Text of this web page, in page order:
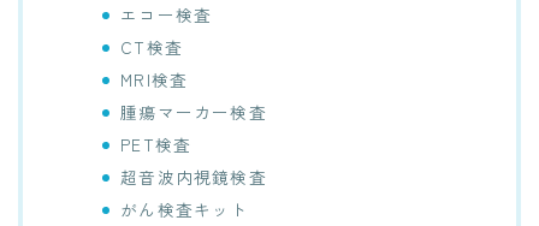
エコー検査
CT検査
MRI検査
腫瘍マーカー検査
PET検査
超音波内視鏡検査
がん検査キット